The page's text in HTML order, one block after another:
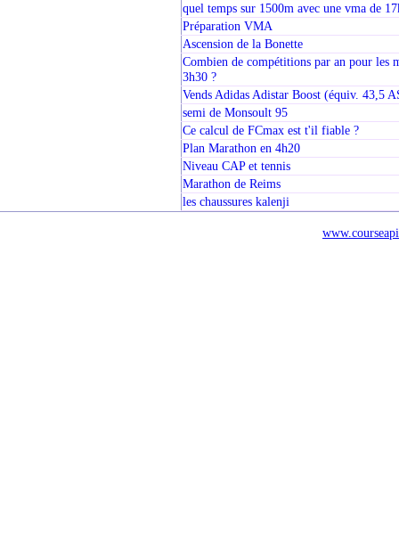
quel temps sur 1500m avec une vma de
Préparation VMA
Ascension de la Bonette
Combien de compétitions par an pour les
3h30 ?
Vends Adidas Adistar Boost (équiv. 43,5
semi de Monsoult 95
Ce calcul de FCmax est t'il fiable ?
Plan Marathon en 4h20
Niveau CAP et tennis
Marathon de Reims
les chaussures kalenji